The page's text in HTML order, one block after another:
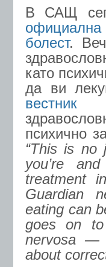
В САЩ
официална
болест.
като
да ви
вестник
психично
“This is no
you’re
treatment
Guardian
eating can
goes on to
nervosa —
about